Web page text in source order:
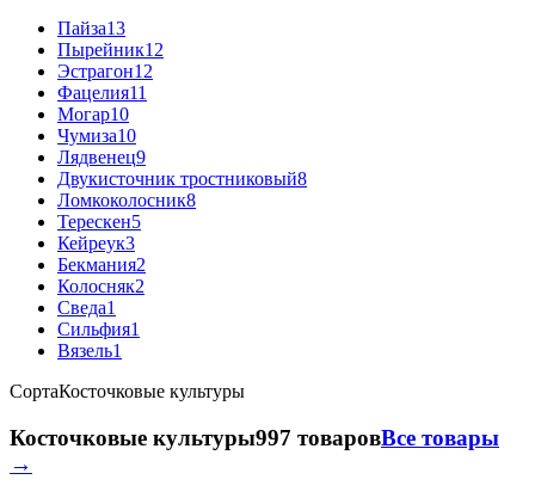
Пайза13
Пырейник12
Эстрагон12
Фацелия11
Могар10
Чумиза10
Лядвенец9
Двукисточник тростниковый8
Ломкоколосник8
Терескен5
Кейреук3
Бекмания2
Колосняк2
Сведа1
Сильфия1
Вязель1
СортаКосточковые культуры
Косточковые культуры997 товаровВсе товары
→